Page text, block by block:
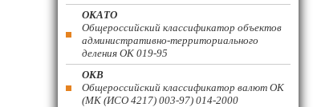
ОКАТО
Общероссийский классификатор объектов
административно-территориального
деления ОК 019-95
ОКВ
Общероссийский классификатор валют ОК
(МК (ИСО 4217) 003-97) 014-2000